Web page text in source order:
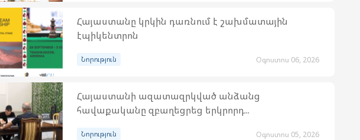
Հայաստանը կրկին դառնում է շախմատային
էպիկենտրոն
Նորություն Օգոստոս 06, 2026
Հայաստանի ազատազրկված անձանց
հավաքականը զբաղեցրեց երկրորդ...
Նորություն Օգոստոս 05, 2026